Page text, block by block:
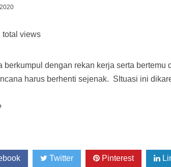
total views
berkumpul dengan rekan kerja serta
harus berhenti sejenak. SItuasi ini
Twitter Pinterest